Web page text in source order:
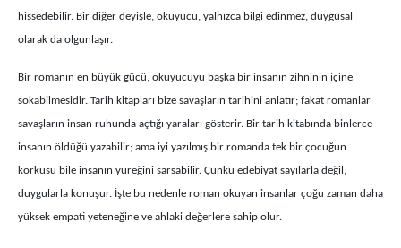
hissedebilir. Bir diğer deyişle, okuyucu, yalnızca bilgi edinmez, duygusal
olarak da olgunlaşır.
Bir romanın en büyük gücü, okuyucuyu başka bir insanın zihninin içine
sokabilmesidir. Tarih kitapları bize savaşların tarihini anlatır; fakat romanlar
savaşların insan ruhunda açtığı yaraları gösterir. Bir tarih kitabında binlerce
insanın öldüğü yazabilir; ama iyi yazılmış bir romanda tek bir çocuğun
korkusu bile insanın yüreğini sarsabilir. Çünkü edebiyat sayılarla değil,
duygularla konuşur. İşte bu nedenle roman okuyan insanlar çoğu zaman daha
yüksek empati yeteneğine ve ahlaki değerlere sahip olur.